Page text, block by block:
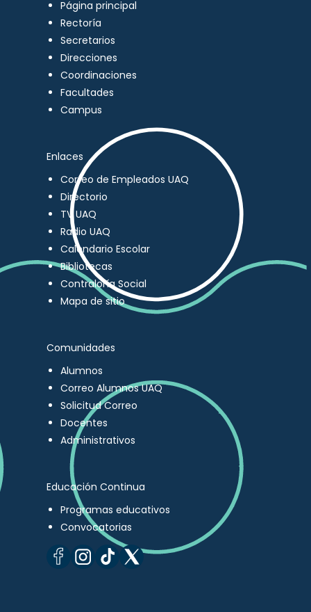
Página principal
Rectoría
Secretarios
Direcciones
Coordinaciones
Facultades
Campus
Enlaces
Correo de Empleados UAQ
Directorio
TV UAQ
Radio UAQ
Calendario Escolar
Bibliotecas
Contraloría Social
Mapa de sitio
Comunidades
Alumnos
Correo Alumnos UAQ
Solicitud Correo
Docentes
Administrativos
Educación Continua
Programas educativos
Convocatorias